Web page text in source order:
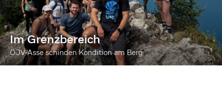
Im Grenzbereich
ÖJV-Asse schinden Kondition am Berg